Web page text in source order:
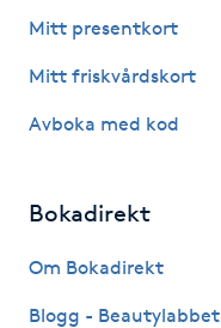
Herrklippning
Hot yoga
Mitt presentkort
Mitt friskvårdskort
Avboka med kod
Bokadirekt
Om Bokadirekt
Blogg - Beautylabbet